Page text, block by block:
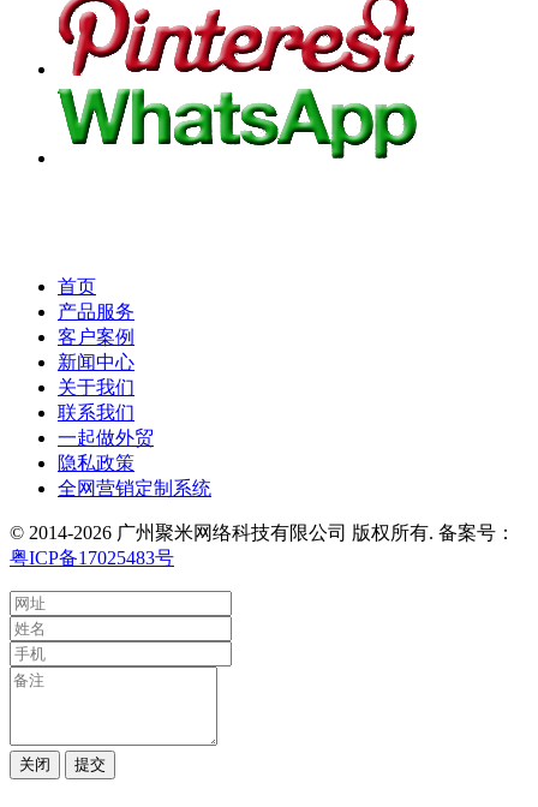
首页
产品服务
客户案例
新闻中心
关于我们
联系我们
一起做外贸
隐私政策
全网营销定制系统
© 2014-2026 广州聚米网络科技有限公司 版权所有. 备案号：
粤ICP备17025483号
关闭 提交